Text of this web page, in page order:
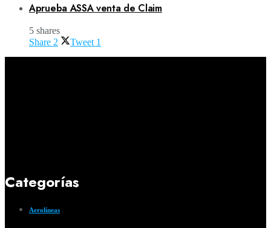
Aprueba ASSA venta de Claim
5 shares
Share 2 Tweet 1
Categorías
Aerolíneas